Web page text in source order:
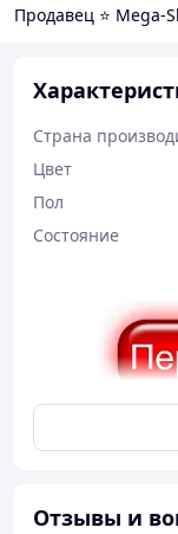
Продавец ⭐️ Mega-
Страна
Цвет
Пол
Состояние
участника (3 шт.)
Отзывы и